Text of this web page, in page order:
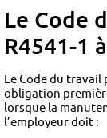
Le Code
R4541-1
Le Code du travail
obligation
lorsque la
l’employeur doit :